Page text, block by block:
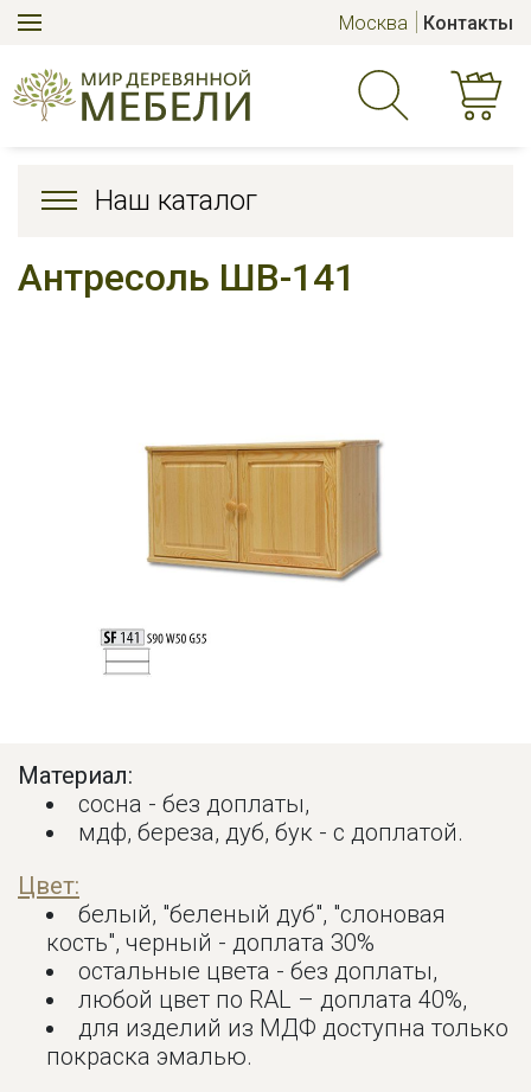
Москва Контакты
Наш каталог
Антресоль ШВ-141
Материал:
сосна - без доплаты,
мдф, береза, дуб, бук - с доплатой.
Цвет:
белый, "беленый дуб", "слоновая
кость", черный - доплата 30%
остальные цвета - без доплаты,
любой цвет по RAL – доплата 40%,
для изделий из МДФ доступна только
покраска эмалью.